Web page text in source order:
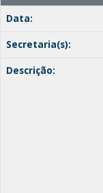
Data:
Secretaria(s):
Descrição: